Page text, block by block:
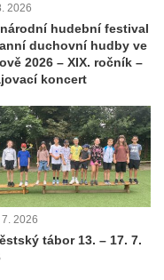
2026
hudební festival
duchovní hudby ve
2026 – XIX. ročník –
koncert
7. 2026
tábor 13. – 17. 7.